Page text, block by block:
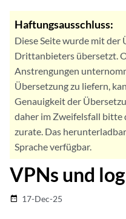
Haftungsausschluss:
Diese Seite wurde mit der
Drittanbieters übersetzt.
Anstrengungen
Übersetzung zu liefern,
Genauigkeit der
daher im Zweifelsfall bitte
zurate. Das
Sprache verfügbar.
VPNs und
date_range 17-Dec-25